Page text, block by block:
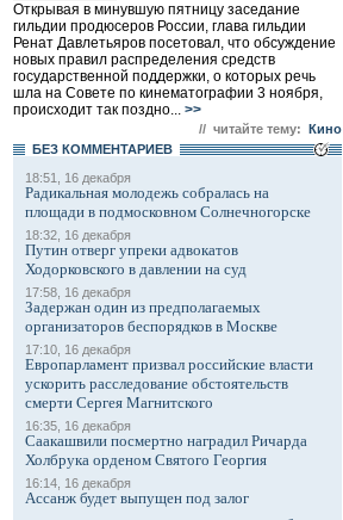
Открывая в минувшую пятницу заседание
гильдии продюсеров России, глава гильдии
Ренат Давлетьяров посетовал, что обсуждение
новых правил распределения средств
государственной поддержки, о которых речь
шла на Совете по кинематографии 3 ноября,
происходит так поздно... >>
// читайте тему: Кино
БЕЗ КОМMЕНТАРИЕВ
18:51, 16 декабря
Радикальная молодежь собралась на
площади в подмосковном Солнечногорске
18:32, 16 декабря
Путин отверг упреки адвокатов
Ходорковского в давлении на суд
17:58, 16 декабря
Задержан один из предполагаемых
организаторов беспорядков в Москве
17:10, 16 декабря
Европарламент призвал российские власти
ускорить расследование обстоятельств
смерти Сергея Магнитского
16:35, 16 декабря
Саакашвили посмертно наградил Ричарда
Холбрука орденом Святого Георгия
16:14, 16 декабря
Ассанж будет выпущен под залог